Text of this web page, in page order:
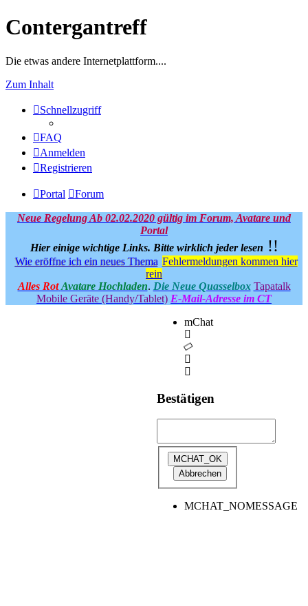
Contergantreff
Die etwas andere Internetplattform....
Zum Inhalt
Schnellzugriff
FAQ
Anmelden
Registrieren
Portal Forum
Neue Regelung Ab 02.02.2020 gültig im Forum, Avatare und
Portal
Hier einige wichtige Links. Bitte wirklich jeder lesen !!
Wie eröffne ich ein neues Thema Fehlermeldungen kommen hier
rein
Alles Rot Avatare Hochladen. Die Neue Quasselbox Tapatalk
Mobile Geräte (Handy/Tablet) E-Mail-Adresse im CT
mChat
Bestätigen
MCHAT_NOMESSAGE